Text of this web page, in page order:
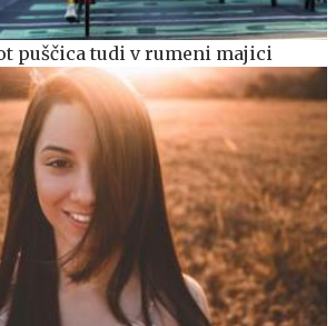
puščica tudi v rumeni majici